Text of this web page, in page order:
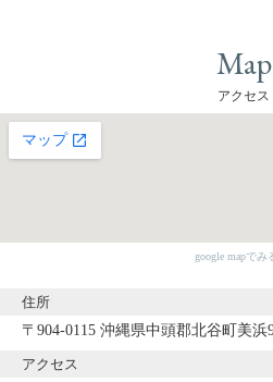
Map
アクセス
google mapでみ
住所
〒904-0115 沖縄県中頭郡北谷町美浜
アクセス